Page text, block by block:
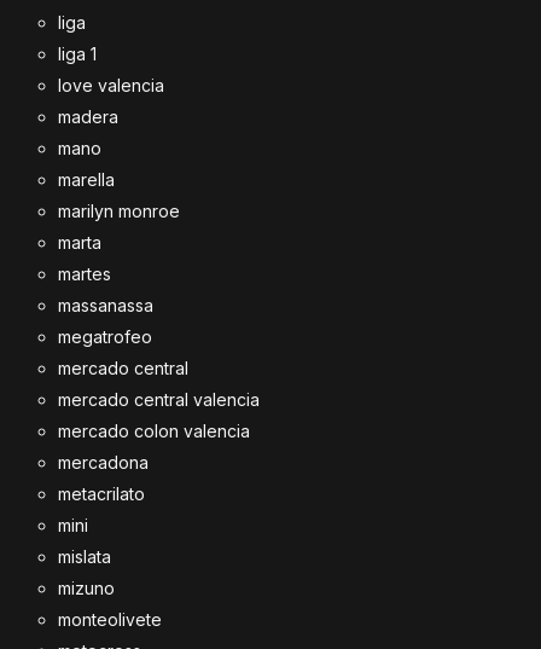
liga
liga 1
love valencia
madera
mano
marella
marilyn monroe
marta
martes
massanassa
megatrofeo
mercado central
mercado central valencia
mercado colon valencia
mercadona
metacrilato
mini
mislata
mizuno
monteolivete